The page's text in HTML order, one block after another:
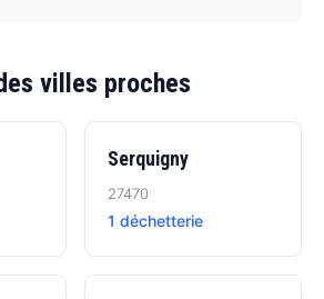
villes proches
Serquigny
27470
1 déchetterie